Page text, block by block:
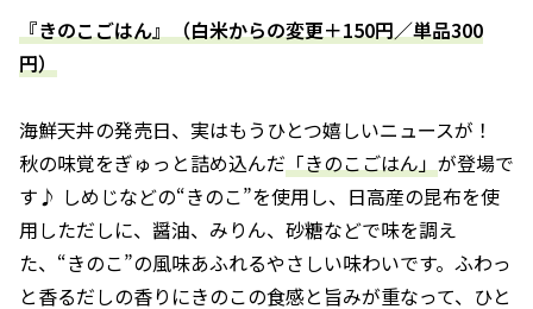
『きのこごはん』（白米からの変更＋150円／単品300
円）
海鮮天丼の発売日、実はもうひとつ嬉しいニュースが！
秋の味覚をぎゅっと詰め込んだ「きのこごはん」が登場で
す♪ しめじなどの“きのこ”を使用し、日高産の昆布を使
用しただしに、醤油、みりん、砂糖などで味を調え
た、“きのこ”の風味あふれるやさしい味わいです。ふわっ
と香るだしの香りにきのこの食感と旨みが重なって、ひと